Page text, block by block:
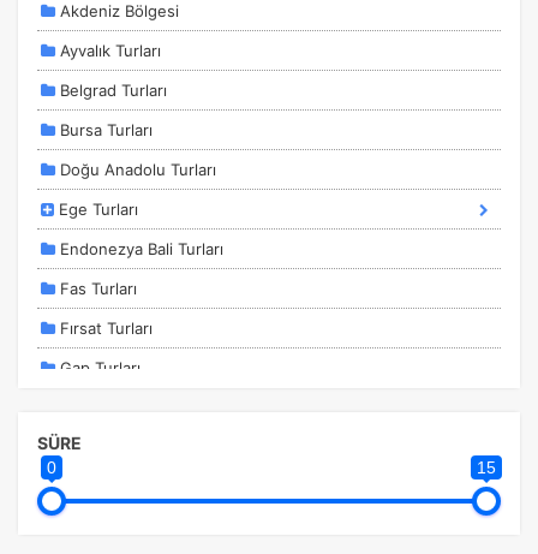
Akdeniz Bölgesi
Ayvalık Turları
Belgrad Turları
Bursa Turları
Doğu Anadolu Turları
Ege Turları
Endonezya Bali Turları
Fas Turları
Fırsat Turları
Gap Turları
İstanbul Turları
Kahire - Hurghada Turları
SÜRE
0 15